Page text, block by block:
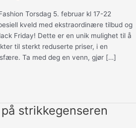
Torsdag 5. februar kl 17-22
kveld med ekstraordinære tilbud og
Friday! Dette er en unik mulighet til å
til sterkt reduserte priser, i en
Ta med deg en venn, gjør […]
strikkegenseren